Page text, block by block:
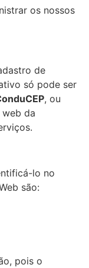
os nossos
de
só pode ser
, ou
da
lo no
são:
pois o